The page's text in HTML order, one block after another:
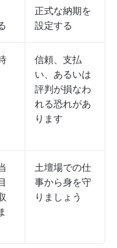
正式な納期を
設定する
信頼、支払
い、あるいは
評判が損なわ
れる恐れがあ
ります
土壇場での仕
事から身を守
りましょう